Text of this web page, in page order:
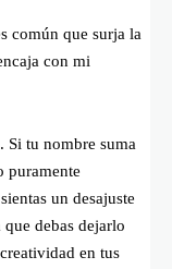
común que surja la
con mi
tu nombre suma
puramente
un desajuste
debas dejarlo
en tus